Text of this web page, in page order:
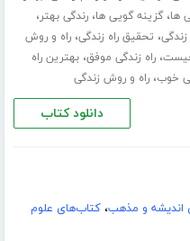
ها،گزینه گویی ها،رندگی بهتر،
، تحقیق راه زندگی،راه و روش
چیست،راه زندگی موفق،بهترین راه
خوب،راه و روش زندگی
دانلود کتاب
اندیشه و مذهب،کتاب‌های علوم